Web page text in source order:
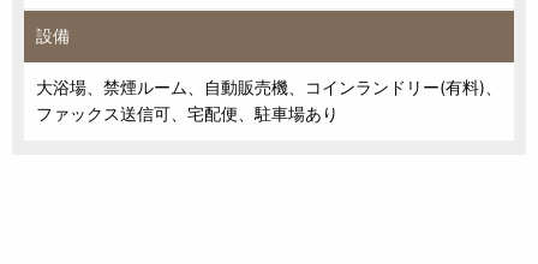
設備
大浴場、禁煙ルーム、自動販売機、コインランドリー(有料)、
ファックス送信可、宅配便、駐車場あり